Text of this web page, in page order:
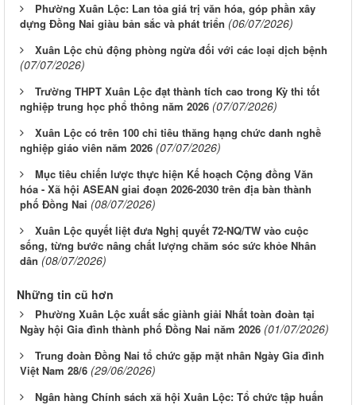
Phường Xuân Lộc: Lan tỏa giá trị văn hóa, góp phần xây
dựng Đồng Nai giàu bản sắc và phát triển (06/07/2026)
Xuân Lộc chủ động phòng ngừa đối với các loại dịch bệnh
(07/07/2026)
Trường THPT Xuân Lộc đạt thành tích cao trong Kỳ thi tốt
nghiệp trung học phổ thông năm 2026 (07/07/2026)
Xuân Lộc có trên 100 chỉ tiêu thăng hạng chức danh nghề
nghiệp giáo viên năm 2026 (07/07/2026)
Mục tiêu chiến lược thực hiện Kế hoạch Cộng đồng Văn
hóa - Xã hội ASEAN giai đoạn 2026-2030 trên địa bàn thành
phố Đồng Nai (08/07/2026)
Xuân Lộc quyết liệt đưa Nghị quyết 72-NQ/TW vào cuộc
sống, từng bước nâng chất lượng chăm sóc sức khỏe Nhân
dân (08/07/2026)
Những tin cũ hơn
Phường Xuân Lộc xuất sắc giành giải Nhất toàn đoàn tại
Ngày hội Gia đình thành phố Đồng Nai năm 2026 (01/07/2026)
Trung đoàn Đồng Nai tổ chức gặp mặt nhân Ngày Gia đình
Việt Nam 28/6 (29/06/2026)
Ngân hàng Chính sách xã hội Xuân Lộc: Tổ chức tập huấn